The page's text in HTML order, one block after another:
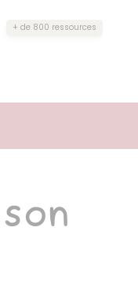
+ de 800 ressources